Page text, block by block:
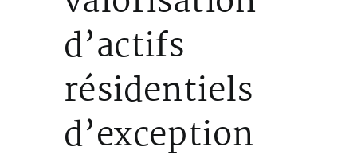
d’actifs
résidentiels
d’exception